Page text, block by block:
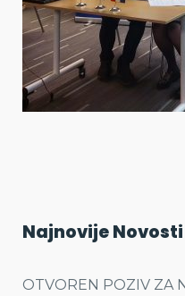
Najnovije Novosti
OTVOREN POZIV ZA